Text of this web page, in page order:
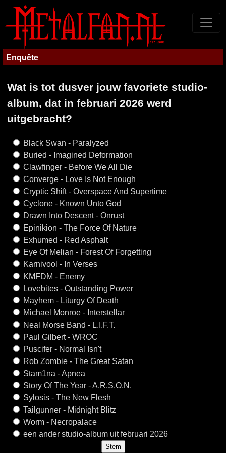
Enquête
Wat is tot dusver jouw favoriete studio-
album, dat in februari 2026 werd
uitgebracht?
Black Swan - Paralyzed
Buried - Imagined Deformation
Clawfinger - Before We All Die
Converge - Love Is Not Enough
Cryptic Shift - Overspace And Supertime
Cyclone - Known Unto God
Drawn Into Descent - Onrust
Epinikion - The Force Of Nature
Exhumed - Red Asphalt
Eye Of Melian - Forest Of Forgetting
Karnivool - In Verses
KMFDM - Enemy
Lovebites - Outstanding Power
Mayhem - Liturgy Of Death
Michael Monroe - Interstellar
Neal Morse Band - L.I.F.T.
Paul Gilbert - WROC
Puscifer - Normal Isn't
Rob Zombie - The Great Satan
Stam1na - Apnea
Story Of The Year - A.R.S.O.N.
Sylosis - The New Flesh
Tailgunner - Midnight Blitz
Worm - Necropalace
een ander studio-album uit februari 2026